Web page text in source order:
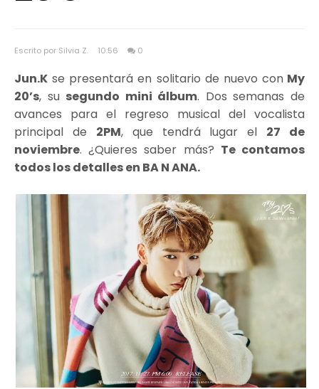
Escrito por Silvia Z. 10:56 0
Jun.K se presentará en solitario de nuevo conMy
20’s, su segundo mini álbum. Dos semanas de
avances para el regreso musical del vocalista
principal de 2PM, que tendrá lugar el 27 de
noviembre. ¿Quieres saber más? Te contamos
todos los detalles en BA N ANA.